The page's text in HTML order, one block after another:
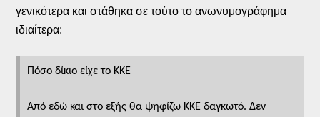
γενικότερα και στάθηκα σε τούτο το ανωνυμογράφημα
ιδιαίτερα:
Πόσο δίκιο είχε το ΚΚΕ
Από εδώ και στο εξής θα ψηφίζω ΚΚΕ δαγκωτό. Δεν